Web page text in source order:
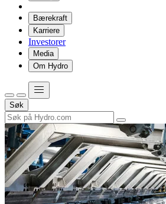
Bærekraft
Karriere
Investorer
Media
Om Hydro
Søk